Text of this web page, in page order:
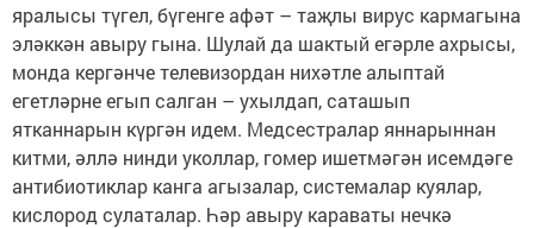
яралысы түгел, бүгенге афәт – таҗлы вирус кармагына
эләккән авыру гына. Шулай да шактый егәрле ахрысы,
монда кергәнче телевизордан нихәтле алыптай
егетләрне егып салган – ухылдап, саташып
ятканнарын күргән идем. Медсестралар яннарыннан
китми, әллә нинди уколлар, гомер ишетмәгән исемдәге
антибиотиклар канга агызалар, системалар куялар,
кислород сулаталар. Һәр авыру караваты нечкә